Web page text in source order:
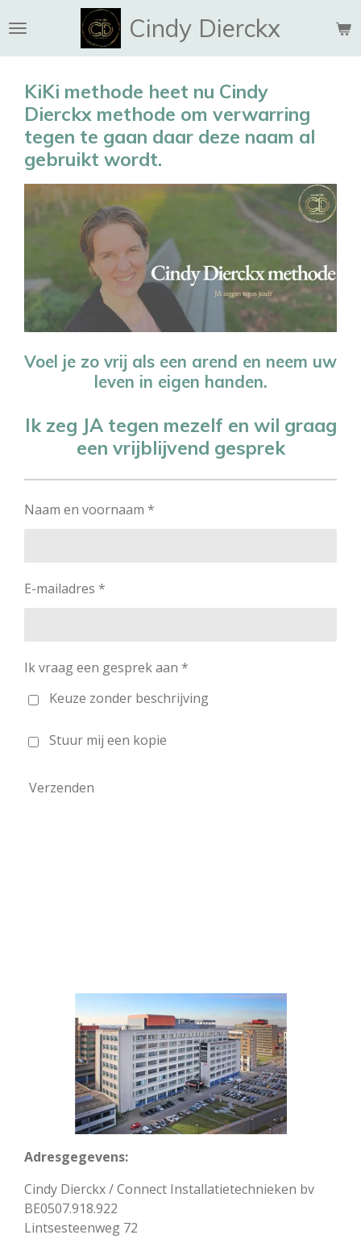
direct
naar
hoofdinhoud
Cindy Dierckx
KiKi methode heet nu Cindy
Dierckx methode om verwarring
tegen te gaan daar deze naam al
gebruikt wordt.
Voel je zo vrij als een arend en neem uw
leven in eigen handen.
Ik zeg JA tegen mezelf en wil graag
een vrijblijvend gesprek
Naam en voornaam *
E-mailadres *
Ik vraag een gesprek aan *
Keuze zonder beschrijving
Stuur mij een kopie
Verzenden
Adresgegevens:
Cindy Dierckx / Connect Installatietechnieken bv
BE0507.918.922
Lintsesteenweg 72